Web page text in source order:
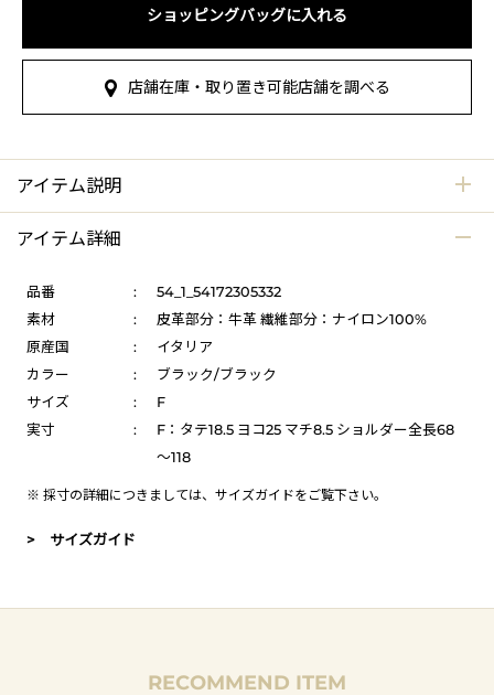
ショッピングバッグに入れる
店舗在庫・取り置き可能店舗を調べる
アイテム説明
アイテム詳細
品番 :
54_1_54172305332
素材
:
皮革部分：牛革 繊維部分：ナイロン100%
原産国
:
イタリア
カラー
:
ブラック/ブラック
サイズ
:
F
実寸
:
F：タテ18.5 ヨコ25 マチ8.5 ショルダー全長68
～118
※ 採寸の詳細につきましては、 サイズガイドをご覧下さい。
> サイズガイド
RECOMMEND ITEM